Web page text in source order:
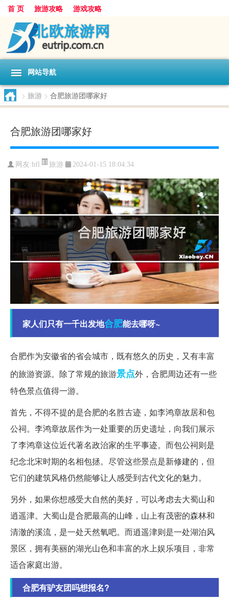
首 页 旅游攻略 游戏攻略
网站导航
> 旅游 > 合肥旅游团哪家好
合肥旅游团哪家好
网友:hfl 旅游 2024-01-15 18:04:34
家人们只有一千出发地合肥能去哪呀~
合肥作为安徽省的省会城市，既有悠久的历史，又有丰富
的旅游资源。除了常规的旅游景点外，合肥周边还有一些
特色景点值得一游。
首先，不得不提的是合肥的名胜古迹，如李鸿章故居和包
公祠。李鸿章故居作为一处重要的历史遗址，向我们展示
了李鸿章这位近代著名政治家的生平事迹。而包公祠则是
纪念北宋时期的名相包拯。尽管这些景点是新修建的，但
它们的建筑风格仍然能够让人感受到古代文化的魅力。
另外，如果你想感受大自然的美好，可以考虑去大蜀山和
逍遥津。大蜀山是合肥最高的山峰，山上有茂密的森林和
清澈的溪流，是一处天然氧吧。而逍遥津则是一处湖泊风
景区，拥有美丽的湖光山色和丰富的水上娱乐项目，非常
适合家庭出游。
合肥有驴友团吗想报名?